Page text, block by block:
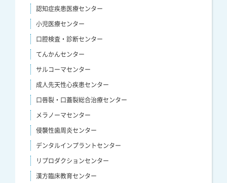
認知症疾患医療センター
小児医療センター
口腔検査・診断センター
てんかんセンター
サルコーマセンター
成人先天性心疾患センター
口唇裂・口蓋裂総合治療センター
メラノーマセンター
侵襲性歯周炎センター
デンタルインプラントセンター
リプロダクションセンター
漢方臨床教育センター